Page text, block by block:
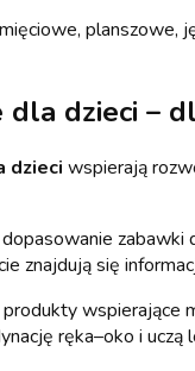
planszowe,
dla dzieci –
dzieci wspierają
znajdują się
wspierające
ręka–oko i uczą